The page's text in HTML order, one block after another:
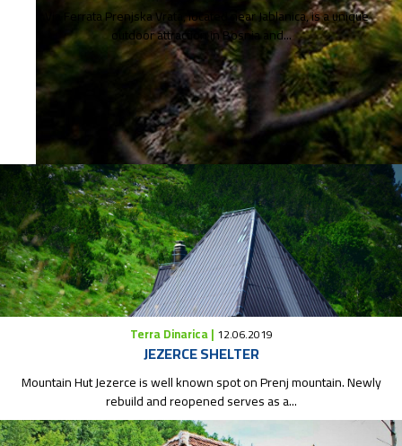
in Jablanica
outdoor attraction in Bosnia and...
Where to stay?
Terra Dinarica | 12.06.2019
JEZERCE SHELTER
Mountain Hut Jezerce is well known spot on Prenj mountain. Newly
rebuild and reopened serves as a...